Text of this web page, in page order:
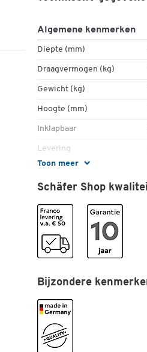
Draagvermogen: 100 kg
Afmetingen schep: b
Wielen/rollagers:
Toon meer
Algemene kenmerken
Diepte (mm)
Draagvermogen (kg)
Gewicht (kg)
Hoogte (mm)
Inklapbaar
Levering
Materiaal velg
Schepbreedte (mm)
Schepdiepte
Transportsoort
Type
Wielbreedte (mm)
Wieldiameter (mm)
Wielen
Wiellagers
Schäfer Shop
Bijzondere